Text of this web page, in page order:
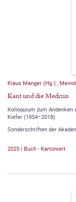
Klaus Manger (Hg.) ,
Kant und die Medizin
Kolloquium zum
Kiefer (1954–2018)
Sonderschriften der
2025 | Buch - Kartoniert